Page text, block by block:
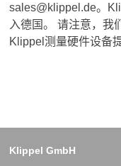
sales@klippel.de。
入德国。 请注意，我
Klippel测量硬件设备
Klippel GmbH